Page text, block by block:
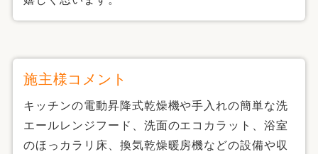
施主様コメント
キッチンの電動昇降式乾燥機や手入れの簡単な洗
エールレンジフード、洗面のエコカラット、浴室
のほっカラリ床、換気乾燥暖房機などの設備や収